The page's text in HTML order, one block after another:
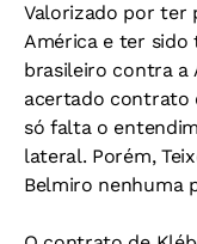
Valorizado por ter
América e ter
brasileiro contra a
acertado contrato
só falta o
lateral. Porém,
Belmiro nenhuma